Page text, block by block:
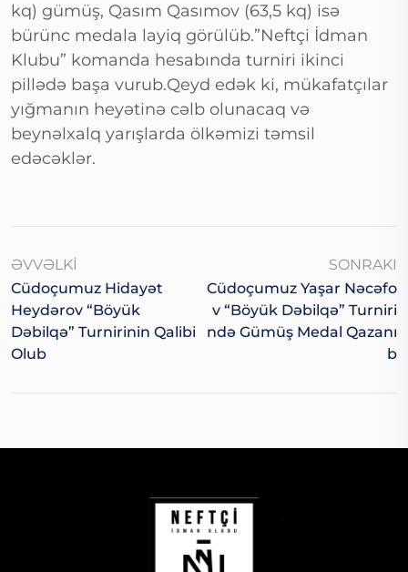
kq) gümüş, Qasım Qasımov (63,5 kq) isə
bürünc medala layiq görülüb.”Neftçi İdman
Klubu” komanda hesabında turniri ikinci
pillədə başa vurub.Qeyd edək ki, mükafatçılar
yığmanın heyətinə cəlb olunacaq və
beynəlxalq yarışlarda ölkəmizi təmsil
edəcəklər.
ƏVVƏLKI
Cüdoçumuz Hidayət
Heydərov “Böyük
Dəbilqə” Turnirinin Qalibi
Olub
SONRAKI
Cüdoçumuz Yaşar Nəcəfo
V “Böyük Dəbilqə” Turniri
Ndə Gümüş Medal Qazanı
B